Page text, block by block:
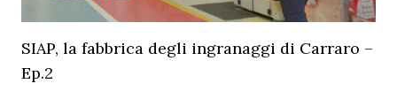
SIAP, la fabbrica degli ingranaggi di Carraro –
Ep.2